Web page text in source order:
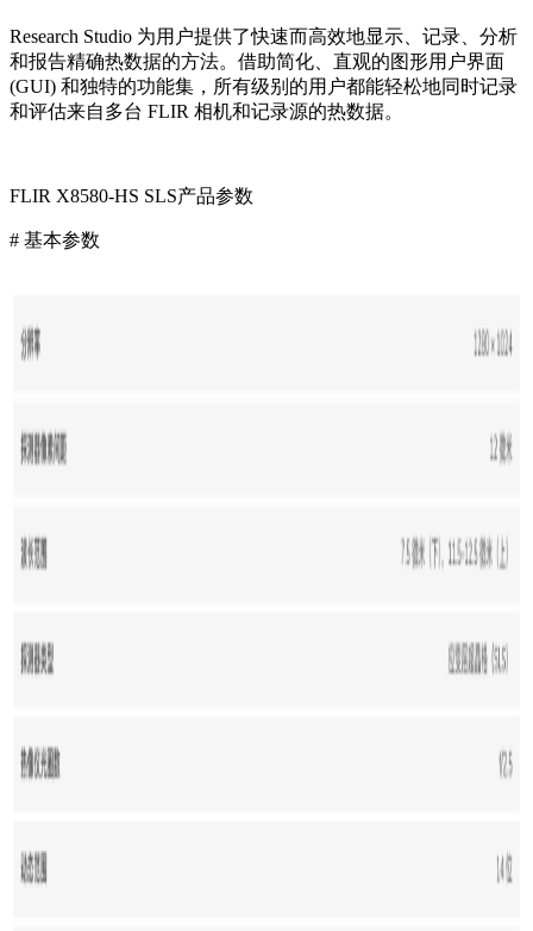
Research Studio 为用户提供了快速而高效地显示、记录、分析
和报告精确热数据的方法。借助简化、直观的图形用户界面
(GUI) 和独特的功能集，所有级别的用户都能轻松地同时记录
和评估来自多台 FLIR 相机和记录源的热数据。
FLIR X8580-HS SLS产品参数
# 基本参数